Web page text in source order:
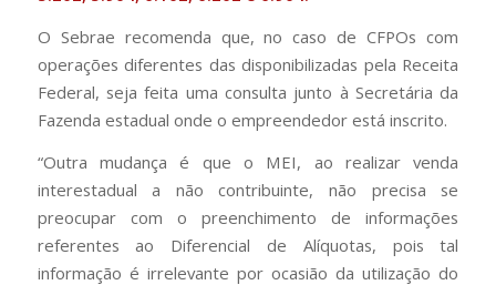
O Sebrae recomenda que, no caso de CFPOs com
operações diferentes das disponibilizadas pela Receita
Federal, seja feita uma consulta junto à Secretária da
Fazenda estadual onde o empreendedor está inscrito.
“Outra mudança é que o MEI, ao realizar venda
interestadual a não contribuinte, não precisa se
preocupar com o preenchimento de informações
referentes ao Diferencial de Alíquotas, pois tal
informação é irrelevante por ocasião da utilização do